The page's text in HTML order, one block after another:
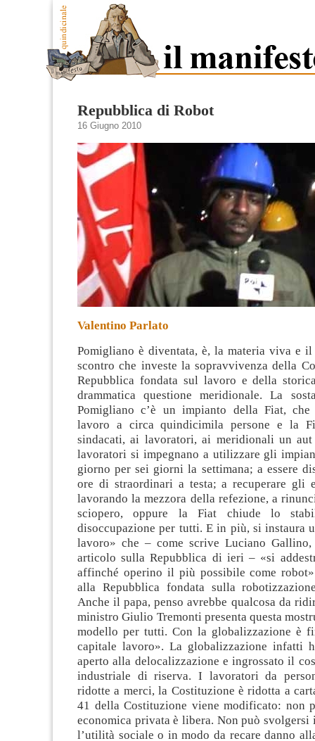
Repubblica di Robot
16 Giugno 2010
Valentino Parlato
Pomigliano è diventata, è, la materia viva e
scontro che investe la sopravvivenza della
Repubblica fondata sul lavoro e della
drammatica questione meridionale. La
Pomigliano c’è un impianto della Fiat,che
lavoro a circa quindicimila persone e la
sindacati, ai lavoratori, ai meridionali un
lavoratori si impegnano a utilizzare gli
giorno per sei giorni la settimana; a essere
ore di straordinari a testa; a recuperare gli
lavorando la mezzora della refezione, a
sciopero, oppure la Fiat chiude lo
disoccupazione per tutti. E in più, si instaura
lavoro» che – come scrive Luciano
articolo sulla Repubblica di ieri – «si
affinché operino il più possibile come
alla Repubblica fondata sulla
Anche il papa, penso avrebbe qualcosa da
ministro Giulio Tremonti presenta questa
modello per tutti. Con la globalizzazione è
capitale lavoro». La globalizzazione infatti
aperto alla delocalizzazione e ingrossato il
industriale di riserva. I lavoratori da
ridotte a merci, la Costituzione è ridotta a
41 della Costituzione viene modificato: non
economica privata è libera. Non può svolgersi
l’utilità sociale o in modo da recare danno